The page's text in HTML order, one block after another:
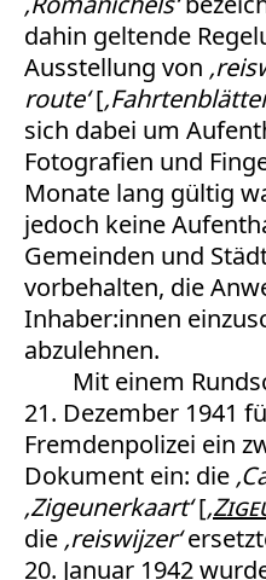
dahin geltende
Ausstellung von
route‘[
sich dabei um
Fotografien und
Monate lang gültig
jedoch keine
Gemeinden und
vorbehalten, die
Inhaber:innen
abzulehnen.
Mit einem
21. Dezember 1941
Fremdenpolizei ein
Dokument ein: die
‚Zigeunerkaart‘[‚
die ‚reiswijzer‘
20. Januar 1942